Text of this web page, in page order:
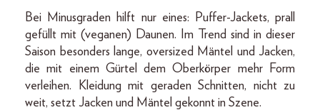
Bei Minusgraden hilft nur eines: Puffer-Jackets, prall
gefüllt mit (veganen) Daunen. Im Trend sind in dieser
Saison besonders lange, oversized Mäntel und Jacken,
die mit einem Gürtel dem Oberkörper mehr Form
verleihen. Kleidung mit geraden Schnitten, nicht zu
weit, setzt Jacken und Mäntel gekonnt in Szene.